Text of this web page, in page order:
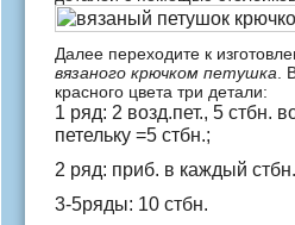
Далее переходите к
вязаного крючком петушка .
красного цвета три детали:
1 ряд: 2 возд.пет., 5 стбн.
петельку =5 стбн.;
2 ряд: приб. в каждый
3-5ряды: 10 стбн.